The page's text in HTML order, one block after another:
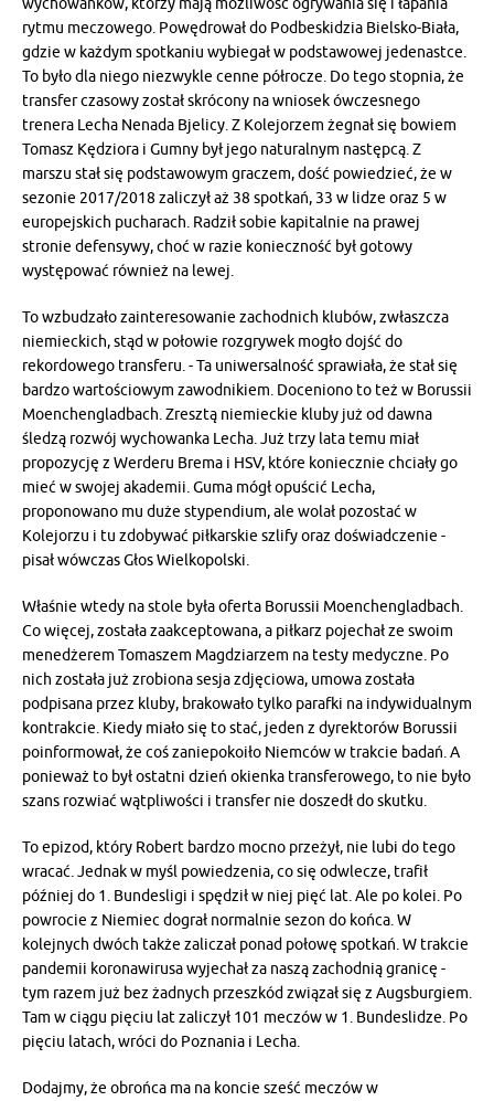
rytmu meczowego. Powędrował do Podbeskidzia Bielsko-Biała,
gdzie w każdym spotkaniu wybiegał w podstawowej jedenastce.
To było dla niego niezwykle cenne półrocze. Do tego stopnia, że
transfer czasowy został skrócony na wniosek ówczesnego
trenera Lecha Nenada Bjelicy. Z Kolejorzem żegnał się bowiem
Tomasz Kędziora i Gumny był jego naturalnym następcą. Z
marszu stał się podstawowym graczem, dość powiedzieć, że w
sezonie 2017/2018 zaliczył aż 38 spotkań, 33 w lidze oraz 5 w
europejskich pucharach. Radził sobie kapitalnie na prawej
stronie defensywy, choć w razie konieczność był gotowy
występować również na lewej.
To wzbudzało zainteresowanie zachodnich klubów, zwłaszcza
niemieckich, stąd w połowie rozgrywek mogło dojść do
rekordowego transferu. - Ta uniwersalność sprawiała, że stał się
bardzo wartościowym zawodnikiem. Doceniono to też w Borussii
Moenchengladbach. Zresztą niemieckie kluby już od dawna
śledzą rozwój wychowanka Lecha. Już trzy lata temu miał
propozycję z Werderu Brema i HSV, które koniecznie chciały go
mieć w swojej akademii. Guma mógł opuścić Lecha,
proponowano mu duże stypendium, ale wolał pozostać w
Kolejorzu i tu zdobywać piłkarskie szlify oraz doświadczenie -
pisał wówczas Głos Wielkopolski.
Właśnie wtedy na stole była oferta Borussii Moenchengladbach.
Co więcej, została zaakceptowana, a piłkarz pojechał ze swoim
menedżerem Tomaszem Magdziarzem na testy medyczne. Po
nich została już zrobiona sesja zdjęciowa, umowa została
podpisana przez kluby, brakowało tylko parafki na indywidualnym
kontrakcie. Kiedy miało się to stać, jeden z dyrektorów Borussii
poinformował, że coś zaniepokoiło Niemców w trakcie badań. A
ponieważ to był ostatni dzień okienka transferowego, to nie było
szans rozwiać wątpliwości i transfer nie doszedł do skutku.
To epizod, który Robert bardzo mocno przeżył, nie lubi do tego
wracać. Jednak w myśl powiedzenia, co się odwlecze, trafił
później do 1. Bundesligi i spędził w niej pięć lat. Ale po kolei. Po
powrocie z Niemiec dograł normalnie sezon do końca. W
kolejnych dwóch także zaliczał ponad połowę spotkań. W trakcie
pandemii koronawirusa wyjechał za naszą zachodnią granicę -
tym razem już bez żadnych przeszkód związał się z Augsburgiem.
Tam w ciągu pięciu lat zaliczył 101 meczów w 1. Bundeslidze. Po
pięciu latach, wróci do Poznania i Lecha.
Dodajmy, że obrońca ma na koncie sześć meczów w